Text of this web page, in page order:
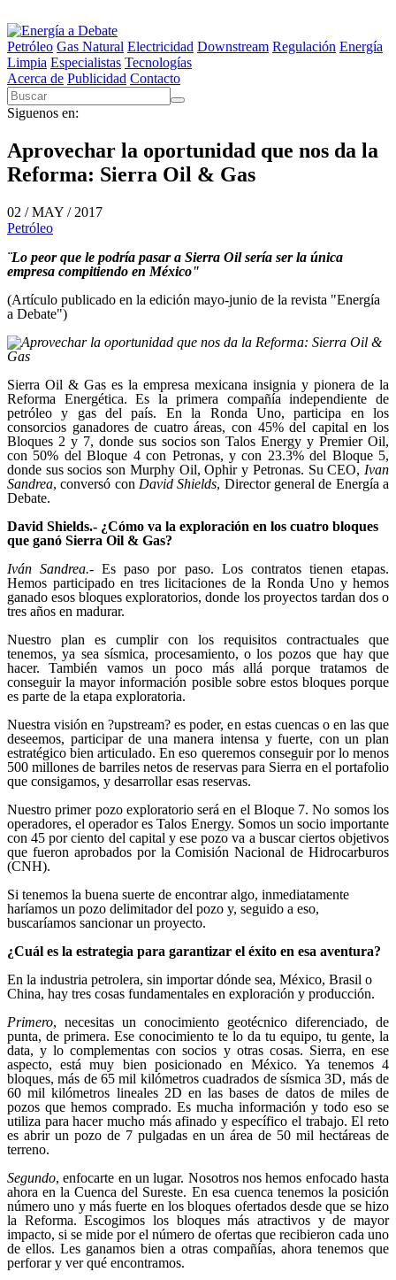
Petróleo Gas Natural Electricidad Downstream Regulación Energía
Limpia Especialistas Tecnologías
Acerca de Publicidad Contacto
Siguenos en:
Aprovechar la oportunidad que nos da la
Reforma: Sierra Oil & Gas
02 / MAY / 2017
Petróleo
¨Lo peor que le podría pasar a Sierra Oil sería ser la única
empresa compitiendo en México"
(Artículo publicado en la edición mayo-junio de la revista "Energía
a Debate")
Sierra Oil & Gas es la empresa mexicana insignia y pionera de la
Reforma Energética. Es la primera compañía independiente de
petróleo y gas del país. En la Ronda Uno, participa en los
consorcios ganadores de cuatro áreas, con 45% del capital en los
Bloques 2 y 7, donde sus socios son Talos Energy y Premier Oil,
con 50% del Bloque 4 con Petronas, y con 23.3% del Bloque 5,
donde sus socios son Murphy Oil, Ophir y Petronas. Su CEO, Ivan
Sandrea, conversó con David Shields, Director general de Energía a
Debate.
David Shields.- ¿Cómo va la exploración en los cuatro bloques
que ganó Sierra Oil & Gas?
Iván Sandrea.- Es paso por paso. Los contratos tienen etapas.
Hemos participado en tres licitaciones de la Ronda Uno y hemos
ganado esos bloques exploratorios, donde los proyectos tardan dos o
tres años en madurar.
Nuestro plan es cumplir con los requisitos contractuales que
tenemos, ya sea sísmica, procesamiento, o los pozos que hay que
hacer. También vamos un poco más allá porque tratamos de
conseguir la mayor información posible sobre estos bloques porque
es parte de la etapa exploratoria.
Nuestra visión en ?upstream? es poder, en estas cuencas o en las que
deseemos, participar de una manera intensa y fuerte, con un plan
estratégico bien articulado. En eso queremos conseguir por lo menos
500 millones de barriles netos de reservas para Sierra en el portafolio
que consigamos, y desarrollar esas reservas.
Nuestro primer pozo exploratorio será en el Bloque 7. No somos los
operadores, el operador es Talos Energy. Somos un socio importante
con 45 por ciento del capital y ese pozo va a buscar ciertos objetivos
que fueron aprobados por la Comisión Nacional de Hidrocarburos
(CNH).
Si tenemos la buena suerte de encontrar algo, inmediatamente
haríamos un pozo delimitador del pozo y, seguido a eso,
buscaríamos sancionar un proyecto.
¿Cuál es la estrategia para garantizar el éxito en esa aventura?
En la industria petrolera, sin importar dónde sea, México, Brasil o
China, hay tres cosas fundamentales en exploración y producción.
Primero, necesitas un conocimiento geotécnico diferenciado, de
punta, de primera. Ese conocimiento te lo da tu equipo, tu gente, la
data, y lo complementas con socios y otras cosas. Sierra, en ese
aspecto, está muy bien posicionado en México. Ya tenemos 4
bloques, más de 65 mil kilómetros cuadrados de sísmica 3D, más de
60 mil kilómetros lineales 2D en las bases de datos de miles de
pozos que hemos comprado. Es mucha información y todo eso se
utiliza para hacer mucho más afinado y específico el trabajo. El reto
es abrir un pozo de 7 pulgadas en un área de 50 mil hectáreas de
terreno.
Segundo, enfocarte en un lugar. Nosotros nos hemos enfocado hasta
ahora en la Cuenca del Sureste. En esa cuenca tenemos la posición
número uno y más fuerte en los bloques ofertados desde que se hizo
la Reforma. Escogimos los bloques más atractivos y de mayor
impacto, si se mide por el número de ofertas que recibieron cada uno
de ellos. Les ganamos bien a otras compañías, ahora tenemos que
perforar y ver qué encontramos.